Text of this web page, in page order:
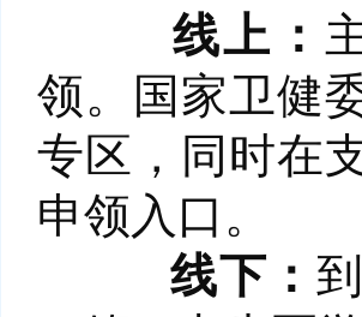
线上：
领。国家卫健
专区，同时在
申领入口。
线下：